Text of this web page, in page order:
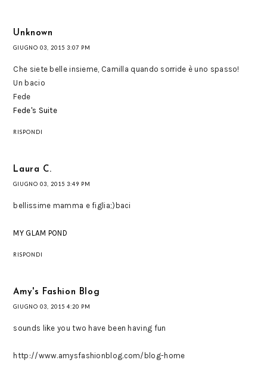
Unknown
GIUGNO 03, 2015 3:07 PM
Che siete belle insieme, Camilla quando sorride è uno spasso!
Un bacio
Fede
Fede's Suite
RISPONDI
Laura C.
GIUGNO 03, 2015 3:49 PM
bellissime mamma e figlia;)baci
MY GLAM POND
RISPONDI
Amy's Fashion Blog
GIUGNO 03, 2015 4:20 PM
sounds like you two have been having fun
http://www.amysfashionblog.com/blog-home